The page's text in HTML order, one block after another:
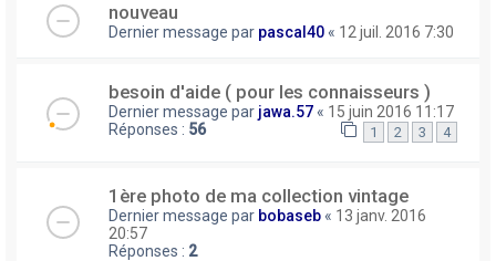
nouveau
Dernier message par pascal40 « 12 juil. 2016 7:30
besoin d'aide ( pour les connaisseurs )
Dernier message par jawa.57 « 15 juin 2016 11:17
Réponses : 56 1 2 3 4
1ère photo de ma collection vintage
Dernier message par bobaseb « 13 janv. 2016
20:57
Réponses : 2